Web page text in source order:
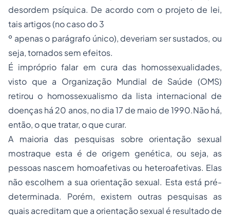
desordem psíquica. De acordo com o projeto de lei,
tais artigos (no caso do 3
º apenas o parágrafo único), deveriam ser sustados, ou
seja, tornados sem efeitos.
É impróprio falar em cura das homossexualidades,
visto que a Organização Mundial de Saúde (OMS)
retirou o homossexualismo da lista internacional de
doenças há 20 anos, no dia 17 de maio de 1990.Não há,
então, o que tratar, o que curar.
A maioria das pesquisas sobre orientação sexual
mostraque esta é de origem genética, ou seja, as
pessoas nascem homoafetivas ou heteroafetivas. Elas
não escolhem a sua orientação sexual. Esta está pré-
determinada. Porém, existem outras pesquisas as
quais acreditam que a orientação sexual é resultado de